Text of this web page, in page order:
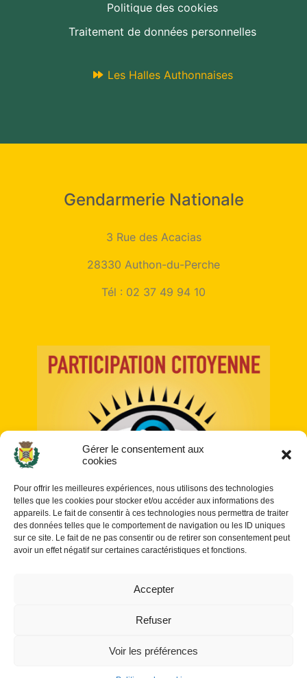
Gérer le consentement aux
cookies
Pour offrir les meilleures expériences, nous utilisons des technologies
telles que les cookies pour stocker et/ou accéder aux informations des
appareils. Le fait de consentir à ces technologies nous permettra de traiter
des données telles que le comportement de navigation ou les ID uniques
sur ce site. Le fait de ne pas consentir ou de retirer son consentement peut
avoir un effet négatif sur certaines caractéristiques et fonctions.
Accepter
Refuser
Voir les préférences
Politique des cookies
Traitement de données personnelles
Les Halles Authonnaises
Gendarmerie Nationale
3 Rue des Acacias
28330 Authon-du-Perche
Tél : 02 37 49 94 10
Plan du site
(sites internet de collectivités &